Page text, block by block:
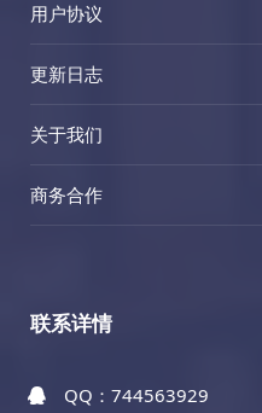
用户协议
更新日志
关于我们
商务合作
联系详情
QQ：744563929